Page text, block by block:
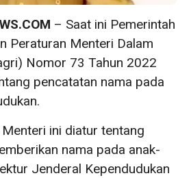
– Saat ini Pemerintah
Peraturan Menteri Dalam
Nomor 73 Tahun 2022
pencatatan nama pada
ini diatur tentang
nama pada anak-
Jenderal Kependudukan